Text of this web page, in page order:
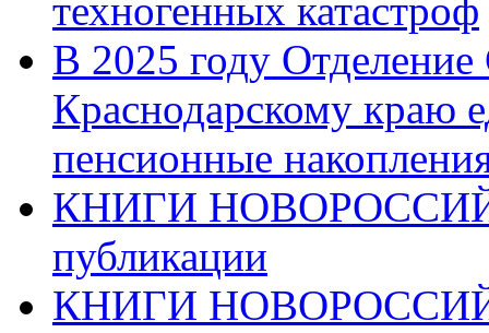
техногенных катастроф
В 2025 году
Краснодарскому краю
пенсионные
КНИГИ
публикации
КНИГИ